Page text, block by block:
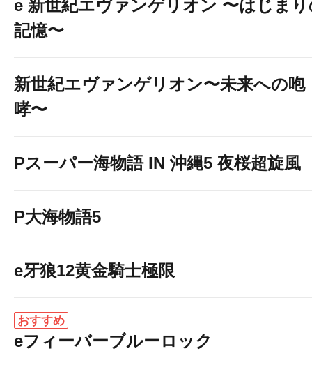
e 新世紀エヴァンゲリオン 〜はじま
記憶〜
新世紀エヴァンゲリオン〜未来への咆
哮〜
Pスーパー海物語 IN 沖縄5 夜桜超旋風
P大海物語5
e牙狼12黄金騎士極限
おすすめ
eフィーバーブルーロック